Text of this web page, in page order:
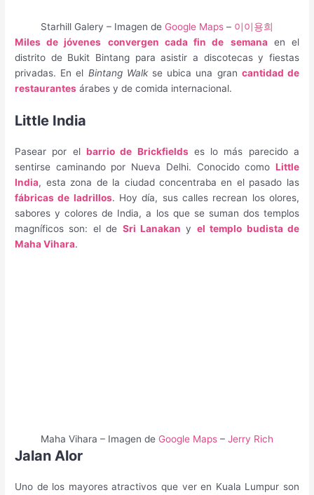
Starhill Galery – Imagen de Google Maps – 이이용희
Miles de jóvenes
convergen cada fin de semanaen el
distrito de Bukit Bintang para asistir a discotecas y fiestas
privadas. En el Bintang Walkse ubica una gran cantidad de
restaurantes árabes y de comida internacional.
Little India
Pasear por el barrio de Brickfieldses lo más parecido a
sentirse caminando por Nueva Delhi. Conocido como Little
India, esta zona de la ciudad concentraba en el pasado las
fábricas de ladrillos. Hoy día, sus calles recrean los olores,
sabores y colores de India, a los que se suman dos templos
magníficos son: el de Sri Lanakan y el templo budista de
Maha Vihara.
Maha Vihara – Imagen de Google Maps – Jerry Rich
Jalan Alor
Uno de los mayores atractivos que ver en Kuala Lumpur son